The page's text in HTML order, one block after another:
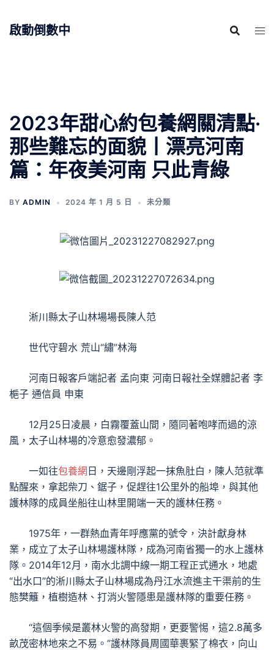
啟動倒數中
2023年甜心約包養網關清點·
那些難忘的面貌丨漂亮河南
篇：年夜美河南 只此青綠
BY ADMIN 2024 年 1 月 5 日 未分類
淅川縣太子山林場場長陳人范
世代守碧水 荒山“繡”林海
河南日報客戶端記者 孟向東 河南日報社全媒體記者 李
梔子 通信員 申東
12月25日凌晨，白霧覆蓋山間，隨同著咆哮而過的涼
風，太子山林場的冷意愈發濃郁。
一如往包養網日，天邊剛浮起一抹魚肚白，陳人范就準
點醒來，拿起柴刀、鋸子，促趕往1公里外的船埠，與其他
護林隊的成員坐船往山林里開端一天的護林任務。
1975年，一群熱血青年呼應黨的號令，決計獻身林
業，成立了太子山林場護林隊，成為河南省獨一的水上護林
隊。2014年12月，南水北調中線一期工程正式通水，地處
“出水口”的淅川縣太子山林場成為丹江水流進主干渠前的生
態樊籬，植樹造林、打消火警隱患是護林隊的重要任務。
“這個季候是叢林火警的高發期，更要警惕，這2.8萬多
畝茂密林地來之不易。”護林隊員周國華裹緊了棉衣，向山